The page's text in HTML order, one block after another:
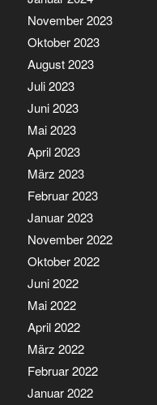
November 2023
Oktober 2023
August 2023
Juli 2023
Juni 2023
Mai 2023
April 2023
März 2023
Februar 2023
Januar 2023
November 2022
Oktober 2022
Juni 2022
Mai 2022
April 2022
März 2022
Februar 2022
Januar 2022